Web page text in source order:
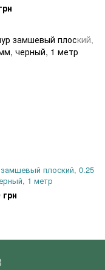
плоский, 0.25
1 метр
грн